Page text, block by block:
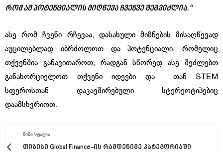
რომ ამ პოტენციალის მიღწევა ჩვენვე შეგვიძლია.“
ასე რომ ჩვენი რჩევაა, დასახული მიზნების მისაღწევად
აუცილებლად იბრძოლოთ და პოტენციალი, რომელიც
თქვენშია განავითაროთ, რადგან სწორედ ასე შეძლებთ
განახორციელოთ თქვენი იდეები და თან STEM
სფეროსთან დაკავშირებული სტერეოტიპებიც
დაამსხვრიოთ.
ᲬᲘᲜᲐ ᲡᲢᲐᲢᲘᲐ
თიბისი Global Finance-ის რამდენიმე კატეგორიაში